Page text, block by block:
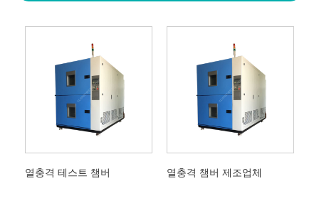
열충격 테스트 챔버 열충격 챔버 제조업체